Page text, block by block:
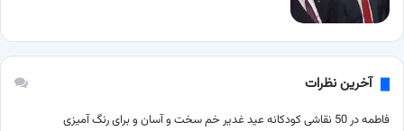
آخرین نظرات
فاطمهدر50 نقاشی کودکانه عید غدیر خم سخت و آسان و برای رنگ آمیزی